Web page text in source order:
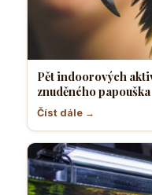
Pět indoorových
znuděného papouška
Číst dále →